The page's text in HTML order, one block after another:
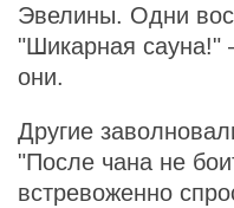
Эвелины. Одни
"Шикарная сауна!"
они.
Другие
"После чана не
встревоженно